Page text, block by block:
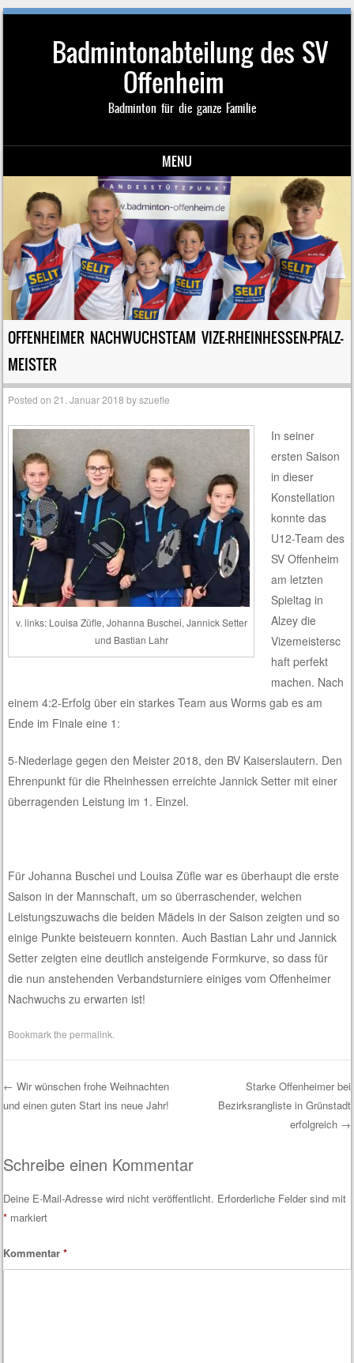
Badmintonabteilung des SV
Offenheim
Badminton für die ganze Familie
MENU
OFFENHEIMER NACHWUCHSTEAM VIZE-RHEINHESSEN-PFALZ-
MEISTER
Posted on21. Januar 2018 byszuefle
v. links: Louisa Züfle, Johanna Buschei, Jannick Setter
und Bastian Lahr
In seiner
ersten Saison
in dieser
Konstellation
konnte das
U12-Team des
SV Offenheim
am letzten
Spieltag in
Alzey die
Vizemeistersc
haft perfekt
machen. Nach
einem 4:2-Erfolg über ein starkes Team aus Worms gab es am
Ende im Finale eine 1:
5-Niederlage gegen den Meister 2018, den BV Kaiserslautern. Den
Ehrenpunkt für die Rheinhessen erreichte Jannick Setter mit einer
überragenden Leistung im 1. Einzel.
Für Johanna Buschei und Louisa Züfle war es überhaupt die erste
Saison in der Mannschaft, um so überraschender, welchen
Leistungszuwachs die beiden Mädels in der Saison zeigten und so
einige Punkte beisteuern konnten. Auch Bastian Lahr und Jannick
Setter zeigten eine deutlich ansteigende Formkurve, so dass für
die nun anstehenden Verbandsturniere einiges vom Offenheimer
Nachwuchs zu erwarten ist!
Bookmark thepermalink
Post navigation
← Wir wünschen frohe Weihnachten
und einen guten Start ins neue Jahr!
Starke Offenheimer bei
Bezirksrangliste in Grünstadt
erfolgreich →
Schreibe einen Kommentar
Deine E-Mail-Adresse wird nicht veröffentlicht. Erforderliche Felder sind mit
* markiert
Kommentar*